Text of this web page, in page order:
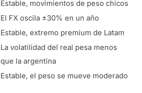
Estable, movimientos de peso chicos
El FX oscila ±30% en un año
Estable, extremo premium de Latam
La volatilidad del real pesa menos
que la argentina
Estable, el peso se mueve moderado